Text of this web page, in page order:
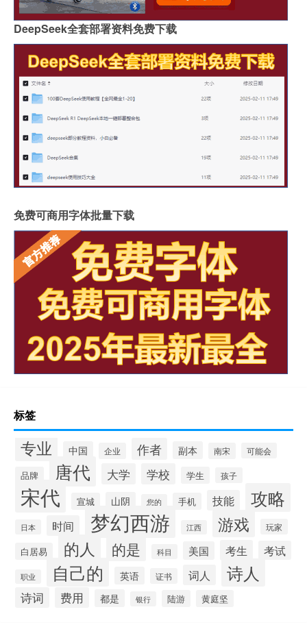
DeepSeek全套部署资料免费下载
免费可商用字体批量下载
标签
专业 中国 企业 作者 副本 南宋 可能会
品牌 唐代 大学 学校 学生 孩子
宋代 宣城 山阴 您的 手机 技能 攻略
日本 时间 梦幻西游 江西 游戏 玩家
白居易 的人 的是 科目 美国 考生 考试
职业 自己的 英语 证书 词人 诗人
诗词 费用 都是 银行 陆游 黄庭坚